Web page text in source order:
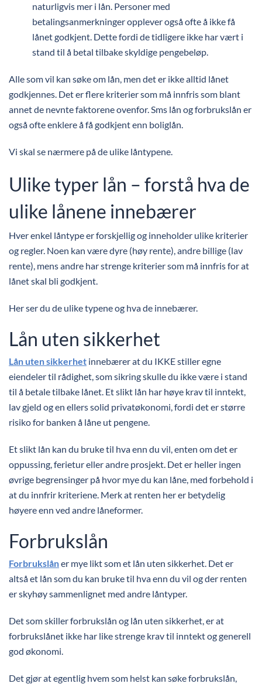
naturligvis mer i lån. Personer med
betalingsanmerkninger opplever også ofte å ikke få
lånet godkjent. Dette fordi de tidligere ikke har vært i
stand til å betal tilbake skyldige pengebeløp.
Alle som vil kan søke om lån, men det er ikke alltid lånet
godkjennes. Det er flere kriterier som må innfris som blant
annet de nevnte faktorene ovenfor. Sms lån og forbrukslån er
også ofte enklere å få godkjent enn boliglån.
Vi skal se nærmere på de ulike låntypene.
Ulike typer lån – forstå hva de
ulike lånene innebærer
Hver enkel låntype er forskjellig og inneholder ulike kriterier
og regler. Noen kan være dyre (høy rente), andre billige (lav
rente), mens andre har strenge kriterier som må innfris for at
lånet skal bli godkjent.
Her ser du de ulike typene og hva de innebærer.
Lån uten sikkerhet
Lån uten sikkerhet innebærer at du IKKE stiller egne
eiendeler til rådighet, som sikring skulle du ikke være i stand
til å betale tilbake lånet. Et slikt lån har høye krav til inntekt,
lav gjeld og en ellers solid privatøkonomi, fordi det er større
risiko for banken å låne ut pengene.
Et slikt lån kan du bruke til hva enn du vil, enten om det er
oppussing, ferietur eller andre prosjekt. Det er heller ingen
øvrige begrensinger på hvor mye du kan låne, med forbehold i
at du innfrir kriteriene. Merk at renten her er betydelig
høyere enn ved andre låneformer.
Forbrukslån
Forbrukslåner mye likt som et lån uten sikkerhet. Det er
altså et lån som du kan bruke til hva enn du vil og der renten
er skyhøy sammenlignet med andre låntyper.
Det som skiller forbrukslån og lån uten sikkerhet, er at
forbrukslånet ikke har like strenge krav til inntekt og generell
god økonomi.
Det gjør at egentlig hvem som helst kan søke forbrukslån,